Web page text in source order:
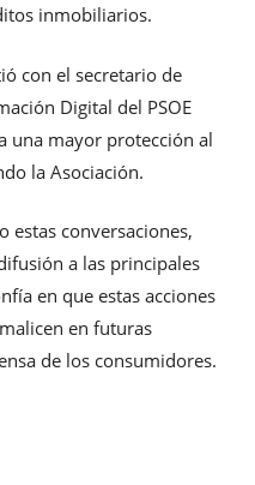
inmobiliarios.
con el secretario de
Digital del PSOE
una mayor protección al
la Asociación.
estas conversaciones,
a las principales
en que estas acciones
en futuras
de los consumidores.